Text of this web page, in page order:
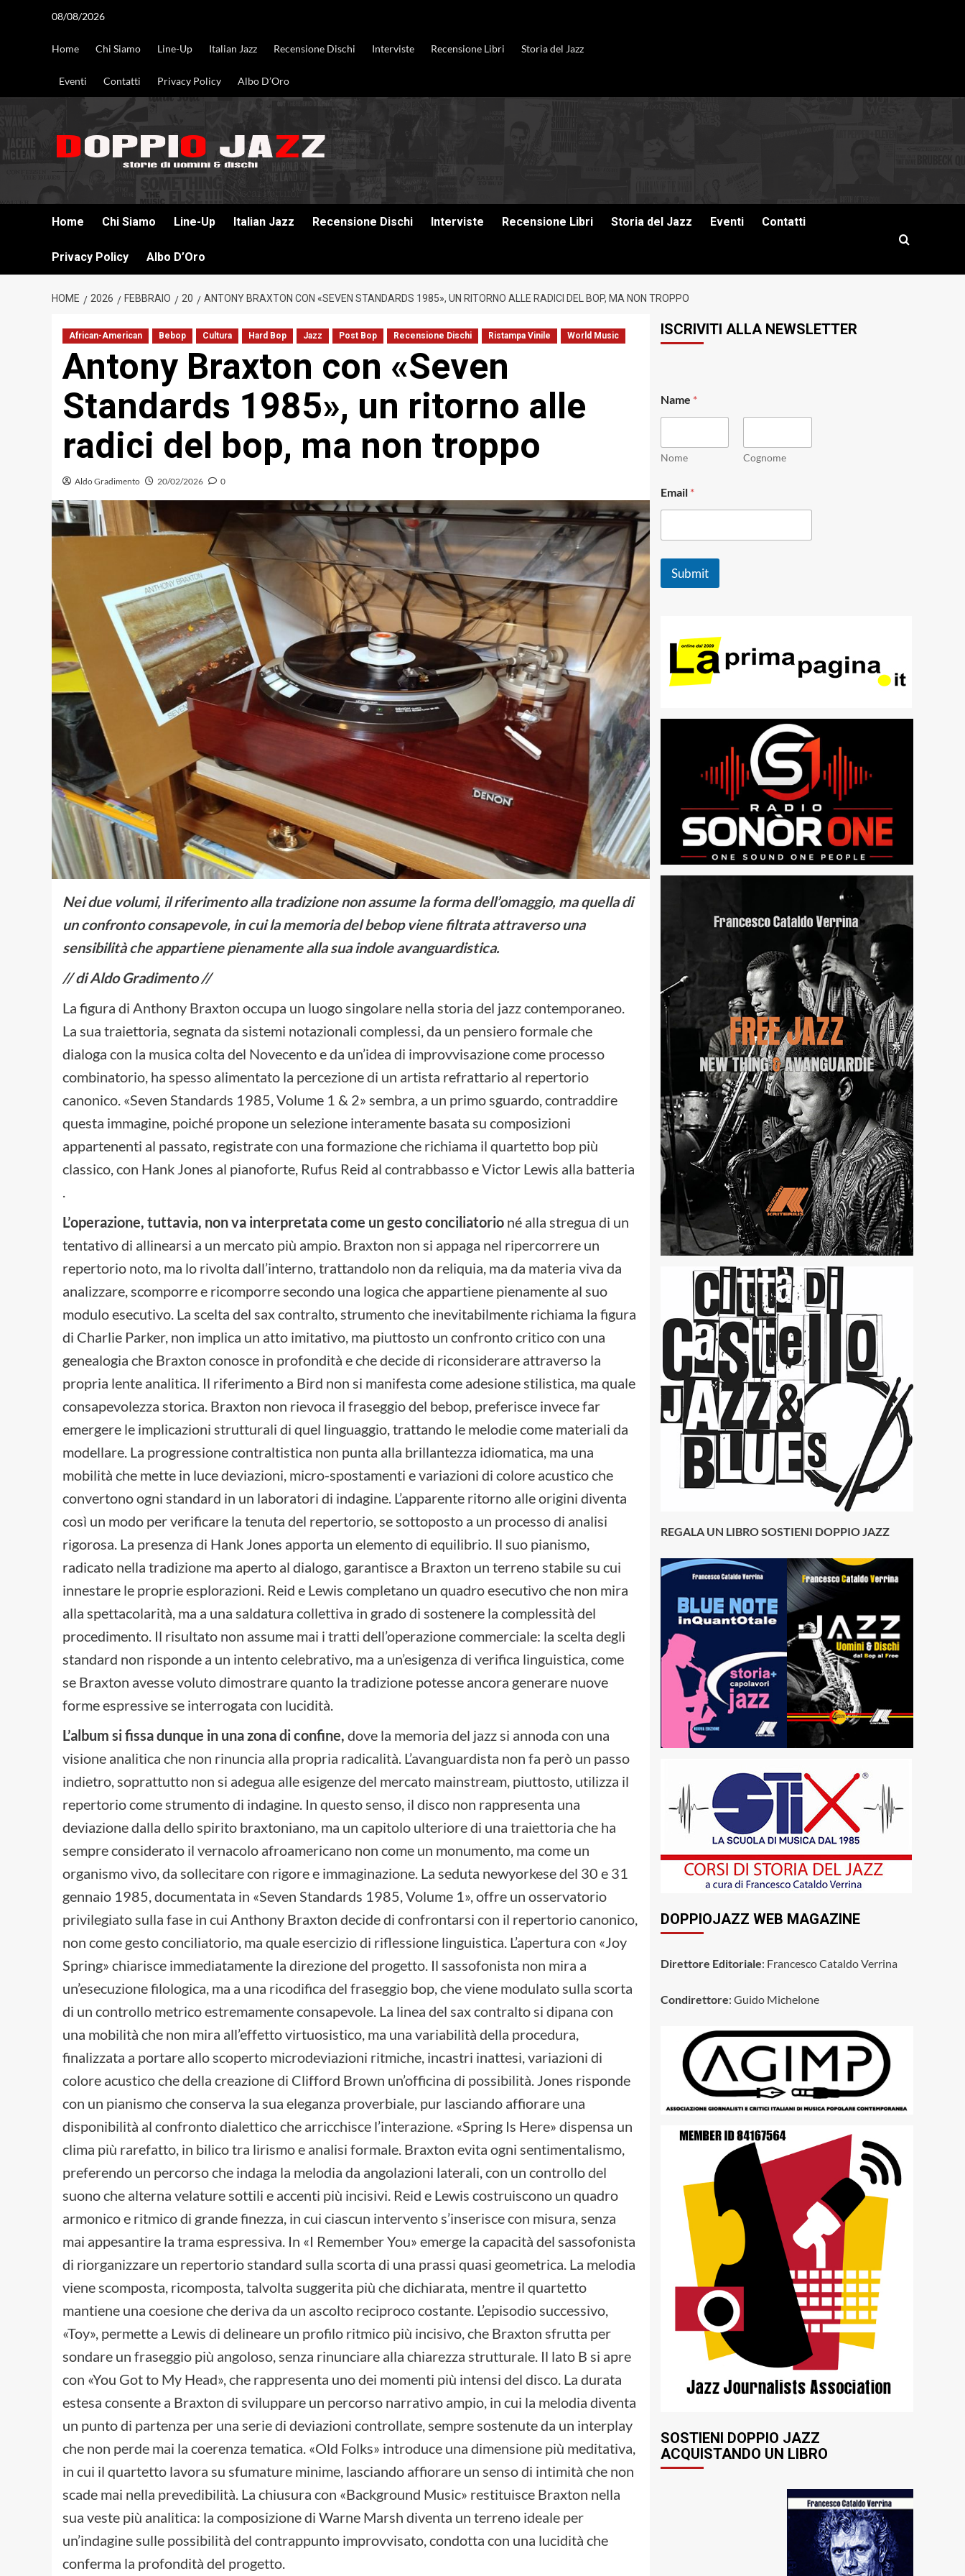
08/08/2026
Home Chi Siamo Line-Up Italian Jazz Recensione Dischi Interviste Recensione Libri Storia del Jazz
Eventi Contatti Privacy Policy Albo D’Oro
Home Chi Siamo Line-Up Italian Jazz Recensione Dischi Interviste Recensione Libri Storia del Jazz Eventi Contatti
Privacy Policy Albo D’Oro
HOME 2026 FEBBRAIO 20 ANTONY BRAXTON CON «SEVEN STANDARDS 1985», UN RITORNO ALLE RADICI DEL BOP, MA NON TROPPO
African-American Bebop Cultura Hard Bop Jazz Post Bop Recensione Dischi Ristampa Vinile World Music
Antony Braxton con «Seven
Standards 1985», un ritorno alle
radici del bop, ma non troppo
Aldo Gradimento 20/02/2026 0
Nei due volumi, il riferimento alla tradizione non assume la forma dell’omaggio, ma quella di
un confronto consapevole, in cui la memoria del bebop viene filtrata attraverso una
sensibilità che appartiene pienamente alla sua indole avanguardistica.
// di Aldo Gradimento //
La figura di Anthony Braxton occupa un luogo singolare nella storia del jazz contemporaneo.
La sua traiettoria, segnata da sistemi notazionali complessi, da un pensiero formale che
dialoga con la musica colta del Novecento e da un’idea di improvvisazione come processo
combinatorio, ha spesso alimentato la percezione di un artista refrattario al repertorio
canonico. «Seven Standards 1985, Volume 1 & 2» sembra, a un primo sguardo, contraddire
questa immagine, poiché propone un selezione interamente basata su composizioni
appartenenti al passato, registrate con una formazione che richiama il quartetto bop più
classico, con Hank Jones al pianoforte, Rufus Reid al contrabbasso e Victor Lewis alla batteria
.
L’operazione, tuttavia, non va interpretata come un gesto conciliatorio né alla stregua di un
tentativo di allinearsi a un mercato più ampio. Braxton non si appaga nel ripercorrere un
repertorio noto, ma lo rivolta dall’interno, trattandolo non da reliquia, ma da materia viva da
analizzare, scomporre e ricomporre secondo una logica che appartiene pienamente al suo
modulo esecutivo. La scelta del sax contralto, strumento che inevitabilmente richiama la figura
di Charlie Parker, non implica un atto imitativo, ma piuttosto un confronto critico con una
genealogia che Braxton conosce in profondità e che decide di riconsiderare attraverso la
propria lente analitica. Il riferimento a Bird non si manifesta come adesione stilistica, ma quale
consapevolezza storica. Braxton non rievoca il fraseggio del bebop, preferisce invece far
emergere le implicazioni strutturali di quel linguaggio, trattando le melodie come materiali da
modellare. La progressione contraltistica non punta alla brillantezza idiomatica, ma una
mobilità che mette in luce deviazioni, micro-spostamenti e variazioni di colore acustico che
convertono ogni standard in un laboratori di indagine. L’apparente ritorno alle origini diventa
così un modo per verificare la tenuta del repertorio, se sottoposto a un processo di analisi
rigorosa. La presenza di Hank Jones apporta un elemento di equilibrio. Il suo pianismo,
radicato nella tradizione ma aperto al dialogo, garantisce a Braxton un terreno stabile su cui
innestare le proprie esplorazioni. Reid e Lewis completano un quadro esecutivo che non mira
alla spettacolarità, ma a una saldatura collettiva in grado di sostenere la complessità del
procedimento. Il risultato non assume mai i tratti dell’operazione commerciale: la scelta degli
standard non risponde a un intento celebrativo, ma a un’esigenza di verifica linguistica, come
se Braxton avesse voluto dimostrare quanto la tradizione potesse ancora generare nuove
forme espressive se interrogata con lucidità.
L’album si fissa dunque in una zona di confine, dove la memoria del jazz si annoda con una
visione analitica che non rinuncia alla propria radicalità. L’avanguardista non fa però un passo
indietro, soprattutto non si adegua alle esigenze del mercato mainstream, piuttosto, utilizza il
repertorio come strumento di indagine. In questo senso, il disco non rappresenta una
deviazione dalla dello spirito braxtoniano, ma un capitolo ulteriore di una traiettoria che ha
sempre considerato il vernacolo afroamericano non come un monumento, ma come un
organismo vivo, da sollecitare con rigore e immaginazione. La seduta newyorkese del 30 e 31
gennaio 1985, documentata in «Seven Standards 1985, Volume 1», offre un osservatorio
privilegiato sulla fase in cui Anthony Braxton decide di confrontarsi con il repertorio canonico,
non come gesto conciliatorio, ma quale esercizio di riflessione linguistica. L’apertura con «Joy
Spring» chiarisce immediatamente la direzione del progetto. Il sassofonista non mira a
un’esecuzione filologica, ma a una ricodifica del fraseggio bop, che viene modulato sulla scorta
di un controllo metrico estremamente consapevole. La linea del sax contralto si dipana con
una mobilità che non mira all’effetto virtuosistico, ma una variabilità della procedura,
finalizzata a portare allo scoperto microdeviazioni ritmiche, incastri inattesi, variazioni di
colore acustico che della creazione di Clifford Brown un’officina di possibilità. Jones risponde
con un pianismo che conserva la sua eleganza proverbiale, pur lasciando affiorare una
disponibilità al confronto dialettico che arricchisce l’interazione. «Spring Is Here» dispensa un
clima più rarefatto, in bilico tra lirismo e analisi formale. Braxton evita ogni sentimentalismo,
preferendo un percorso che indaga la melodia da angolazioni laterali, con un controllo del
suono che alterna velature sottili e accenti più incisivi. Reid e Lewis costruiscono un quadro
armonico e ritmico di grande finezza, in cui ciascun intervento s’inserisce con misura, senza
mai appesantire la trama espressiva. In «I Remember You» emerge la capacità del sassofonista
di riorganizzare un repertorio standard sulla scorta di una prassi quasi geometrica. La melodia
viene scomposta, ricomposta, talvolta suggerita più che dichiarata, mentre il quartetto
mantiene una coesione che deriva da un ascolto reciproco costante. L’episodio successivo,
«Toy», permette a Lewis di delineare un profilo ritmico più incisivo, che Braxton sfrutta per
sondare un fraseggio più angoloso, senza rinunciare alla chiarezza strutturale. Il lato B si apre
con «You Got to My Head», che rappresenta uno dei momenti più intensi del disco. La durata
estesa consente a Braxton di sviluppare un percorso narrativo ampio, in cui la melodia diventa
un punto di partenza per una serie di deviazioni controllate, sempre sostenute da un interplay
che non perde mai la coerenza tematica. «Old Folks» introduce una dimensione più meditativa,
in cui il quartetto lavora su sfumature minime, lasciando affiorare un senso di intimità che non
scade mai nella prevedibilità. La chiusura con «Background Music» restituisce Braxton nella
sua veste più analitica: la composizione di Warne Marsh diventa un terreno ideale per
un’indagine sulle possibilità del contrappunto improvvisato, condotta con una lucidità che
conferma la profondità del progetto.
ISCRIVITI ALLA NEWSLETTER
a
m
N
a
E
m
i
Name *
Nome Cognome
Email *
Submit
REGALA UN LIBRO SOSTIENI DOPPIO JAZZ
DOPPIOJAZZ WEB MAGAZINE
Direttore Editoriale: Francesco Cataldo Verrina
Condirettore: Guido Michelone
SOSTIENI DOPPIO JAZZ
ACQUISTANDO UN LIBRO